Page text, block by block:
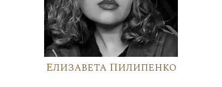
Елизавета Пилипенко